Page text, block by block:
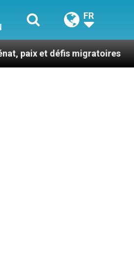
FR
migratoires Léon